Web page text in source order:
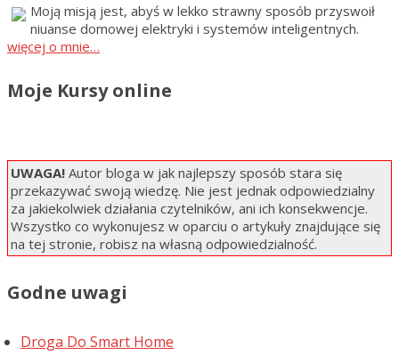
Moją misją jest, abyś w lekko strawny sposób przyswoił
niuanse domowej elektryki i systemów inteligentnych.
więcej o mnie…
Moje Kursy online
UWAGA! Autor bloga w jak najlepszy sposób stara się
przekazywać swoją wiedzę. Nie jest jednak odpowiedzialny
za jakiekolwiek działania czytelników, ani ich konsekwencje.
Wszystko co wykonujesz w oparciu o artykuły znajdujące się
na tej stronie, robisz na własną odpowiedzialność.
Godne uwagi
Droga Do Smart Home